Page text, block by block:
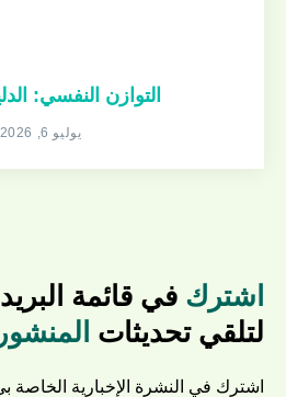
التوازن النفسي:
يوليو 6, 2026
اشترك في قائمة
لتلقي تحديثات
اشترك في النشرة الإخبارية الخاصة